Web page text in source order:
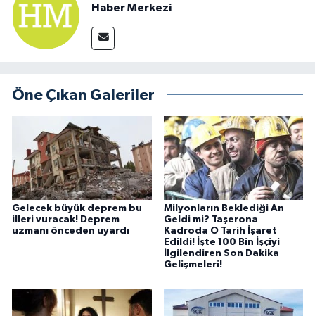
Haber Merkezi
Öne Çıkan Galeriler
Gelecek büyük deprem bu
illeri vuracak! Deprem
uzmanı önceden uyardı
Milyonların Beklediği An
Geldi mi? Taşerona
Kadroda O Tarih İşaret
Edildi! İşte 100 Bin İşçiyi
İlgilendiren Son Dakika
Gelişmeleri!